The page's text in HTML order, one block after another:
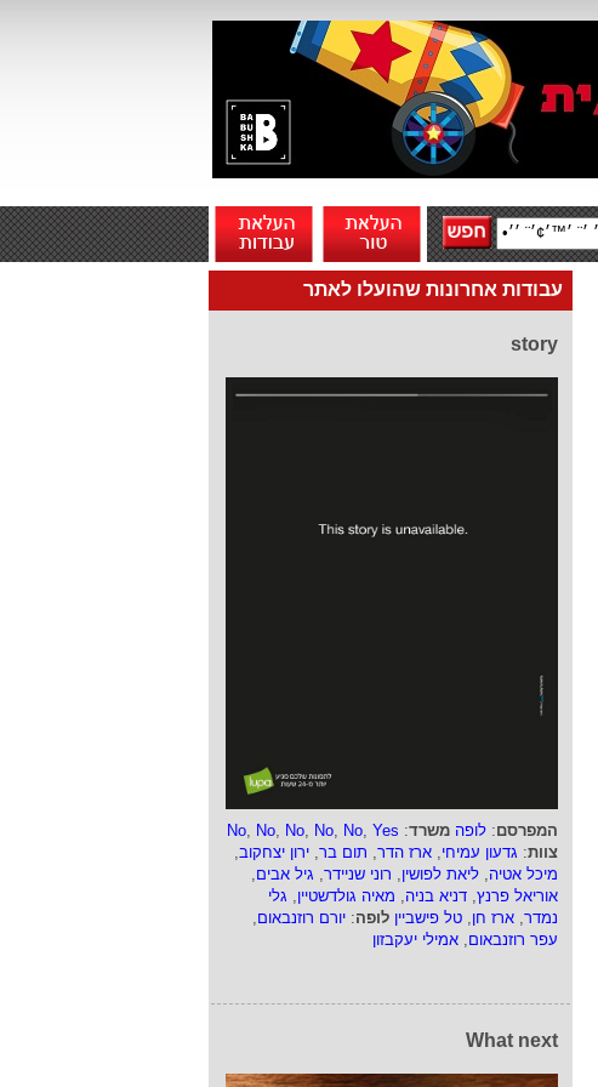
עבודות אחרונות שהועלו לאתר
story
המפרסם: לופה משרד:
No, No, No, No, No, Yes
צוות: גדעון עמיחי, ארז הדר, תום בר, ירון יצחקוב,
מיכל אטיה, ליאת לפושין, רוני שניידר, גיל אבים,
אוריאל פרנץ, דניא בניה, מאיה גולדשטיין, גלי
נמדר, ארז חן, טל פישביין לופה: יורם רוזנבאום,
עפר רוזנבאום, אמילי יעקבזון
What next